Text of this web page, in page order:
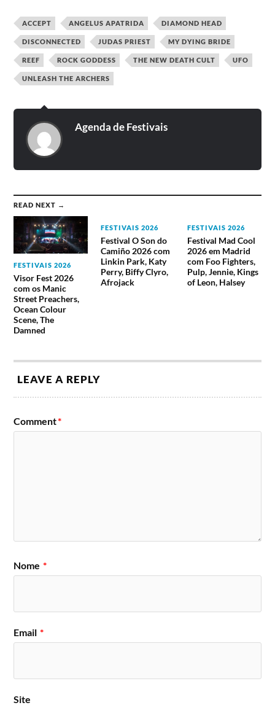
ACCEPT ANGELUS APATRIDA DIAMOND HEAD
DISCONNECTED JUDAS PRIEST MY DYING BRIDE
REEF ROCK GODDESS THE NEW DEATH CULT UFO
UNLEASH THE ARCHERS
Agenda de Festivais
READ NEXT →
FESTIVAIS 2026
Visor Fest 2026
com os Manic
Street Preachers,
Ocean Colour
Scene, The
Damned
FESTIVAIS 2026
Festival O Son do
Camiño 2026 com
Linkin Park, Katy
Perry, Biffy Clyro,
Afrojack
FESTIVAIS 2026
Festival Mad Cool
2026 em Madrid
com Foo Fighters,
Pulp, Jennie, Kings
of Leon, Halsey
LEAVE A REPLY
Comment*
Nome *
Email *
Site